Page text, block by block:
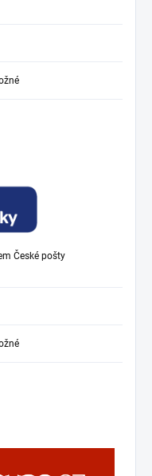
České pošty